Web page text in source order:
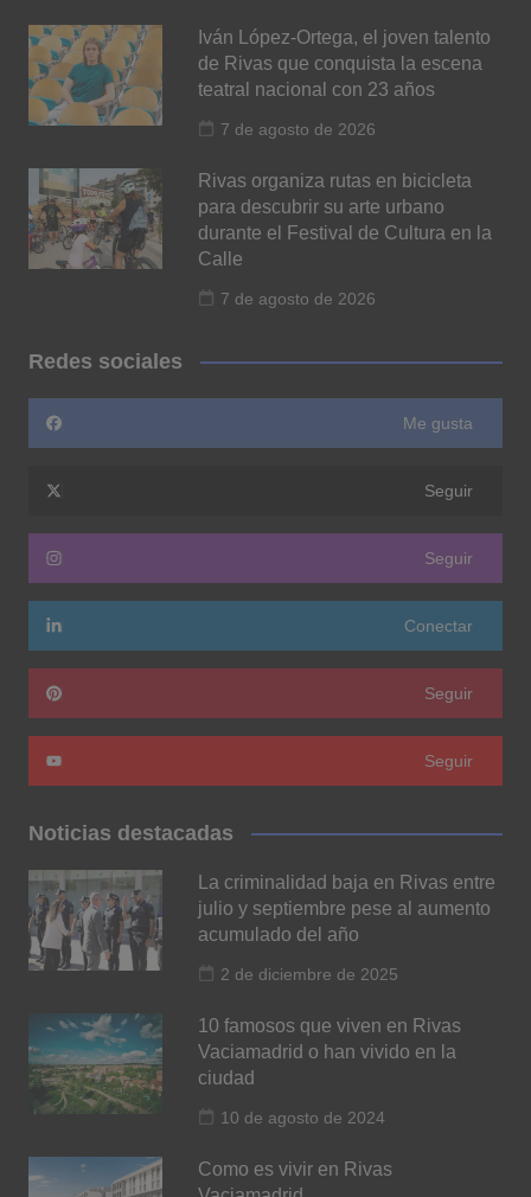
Iván López-Ortega, el joven talento
de Rivas que conquista la escena
teatral nacional con 23 años
7 de agosto de 2026
Rivas organiza rutas en bicicleta
para descubrir su arte urbano
durante el Festival de Cultura en la
Calle
7 de agosto de 2026
Redes sociales
Me gusta
Seguir
Seguir
Conectar
Seguir
Seguir
Noticias destacadas
La criminalidad baja en Rivas entre
julio y septiembre pese al aumento
acumulado del año
2 de diciembre de 2025
10 famosos que viven en Rivas
Vaciamadrid o han vivido en la
ciudad
10 de agosto de 2024
Como es vivir en Rivas